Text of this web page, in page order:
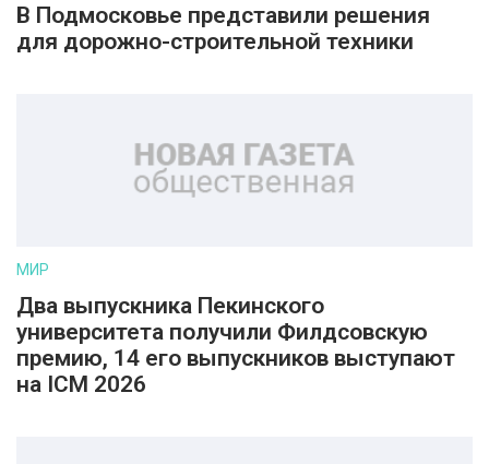
В Подмосковье представили решения
для дорожно-строительной техники
МИР
Два выпускника Пекинского
университета получили Филдсовскую
премию, 14 его выпускников выступают
на ICM 2026